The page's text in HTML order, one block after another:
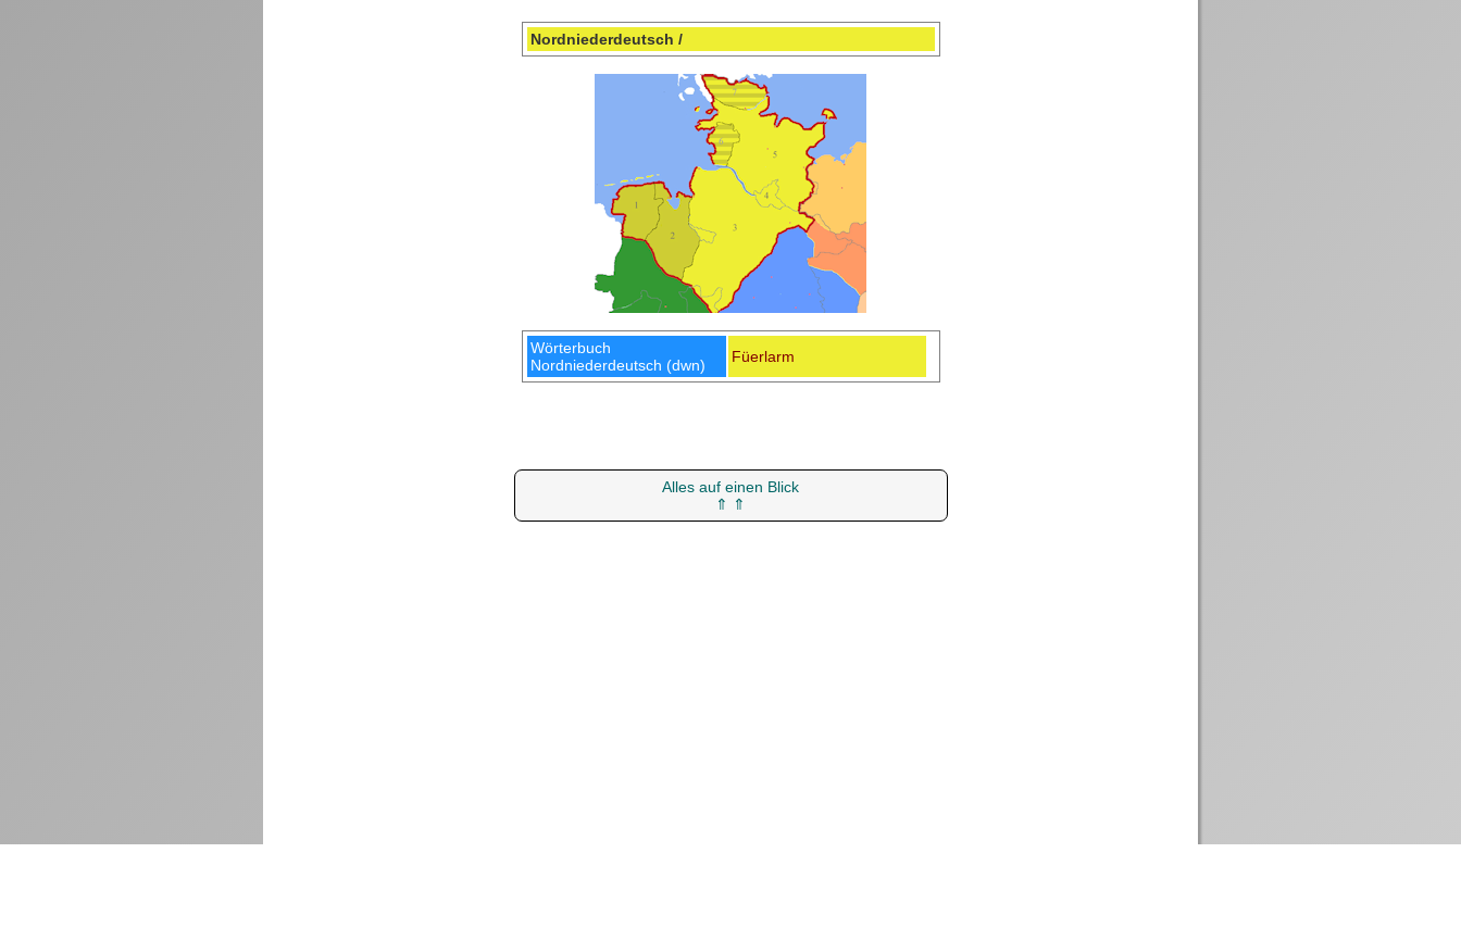
Nordniederdeutsch /
Wörterbuch
Nordniederdeutsch (dwn)
Füerlarm
Alles auf einen Blick
⇑ ⇑